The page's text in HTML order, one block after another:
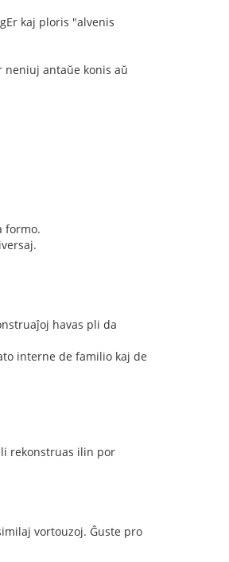
kaj ploris "alvenis
neniuj antaŭe konis aŭ
formo.
havas pli da
interne de familio kaj de
rekonstruas ilin por
vortouzoj. Ĝuste pro